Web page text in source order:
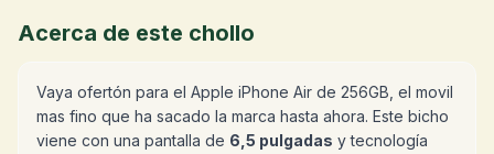
Acerca de este chollo
Vaya ofertón para el Apple iPhone Air de 256GB, el movil
mas fino que ha sacado la marca hasta ahora. Este bicho
viene con una pantalla de 6,5 pulgadas y tecnología